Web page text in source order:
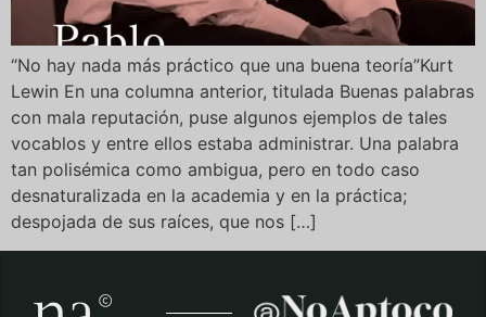
“No hay nada más práctico que una buena teoría”Kurt
Lewin En una columna anterior, titulada Buenas palabras
con mala reputación, puse algunos ejemplos de tales
vocablos y entre ellos estaba administrar. Una palabra
tan polisémica como ambigua, pero en todo caso
desnaturalizada en la academia y en la práctica;
despojada de sus raíces, que nos […]